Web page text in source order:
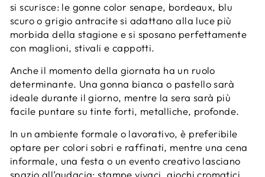
si scurisce: le gonne color senape, bordeaux, blu
scuro o grigio antracite si adattano alla luce più
morbida della stagione e si sposano perfettamente
con maglioni, stivali e cappotti.
Anche il momento della giornata ha un ruolo
determinante. Una gonna bianca o pastello sarà
ideale durante il giorno, mentre la sera sarà più
facile puntare su tinte forti, metalliche, profonde.
In un ambiente formale o lavorativo, è preferibile
optare per colori sobri e raffinati, mentre una cena
informale, una festa o un evento creativo lasciano
spazio all’audacia: stampe vivaci, giochi cromatici,